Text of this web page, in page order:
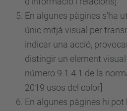
En algunes pàgines s'ha
únic mitjà visual per
indicar una acció,
distingir un element
número 9.1.4.1 de la
2019 usos del color]
En algunes pàgines hi